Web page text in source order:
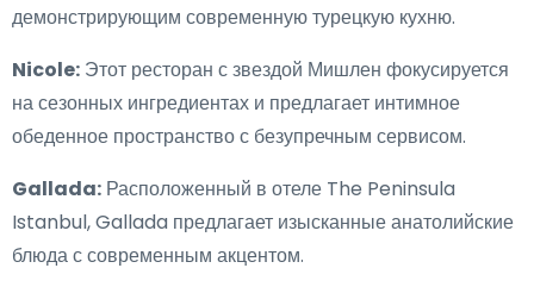
демонстрирующим современную турецкую кухню.
Nicole: Этот ресторан с звездой Мишлен фокусируется
на сезонных ингредиентах и предлагает интимное
обеденное пространство с безупречным сервисом.
Gallada: Расположенный в отеле The Peninsula
Istanbul, Gallada предлагает изысканные анатолийские
блюда с современным акцентом.